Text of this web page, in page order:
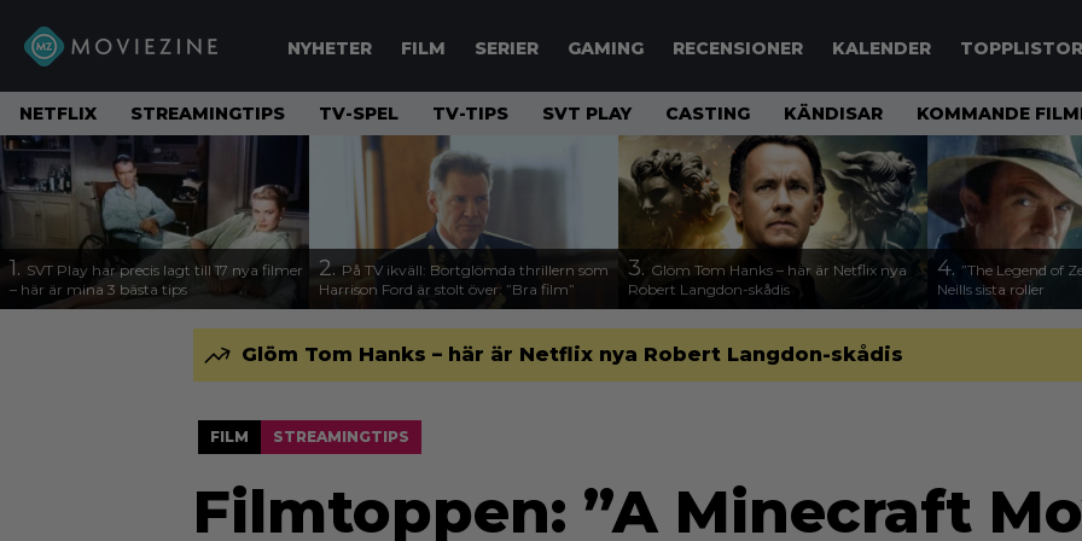
NYHETER FILM SERIER GAMING RECENSIONER KALENDER TOPPLISTOR
NETFLIX STREAMINGTIPS TV-SPEL TV-TIPS SVT PLAY CASTING KÄNDISAR KOMMANDE
1. SVT Play har precis lagt till 17 nya filmer
– här är mina 3 bästa tips
2. På TV ikväll: Bortglömda thrillern som
Harrison Ford är stolt över: ”Bra film”
3. Glöm Tom Hanks – här är Netflix nya
Robert Langdon-skådis
4. ”The Legend of
Neills sista roller
Glöm Tom Hanks – här är Netflix nya Robert Langdon-skådis
FILM STREAMINGTIPS
Filmtoppen: ”A Minecraft